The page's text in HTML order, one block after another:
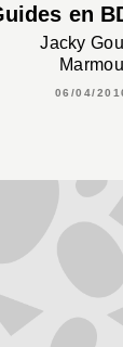
en
Jacky
Marmou
06/04/